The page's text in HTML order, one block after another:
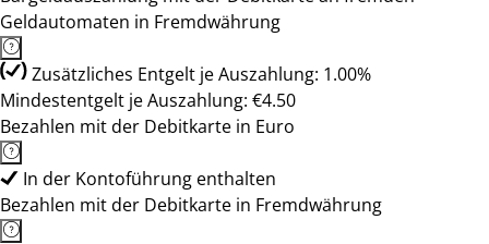
Geldautomaten in Fremdwährung
Zusätzliches Entgelt je Auszahlung: 1.00%
Mindestentgelt je Auszahlung: €4.50
Bezahlen mit der Debitkarte in Euro
In der Kontoführung enthalten
Bezahlen mit der Debitkarte in Fremdwährung